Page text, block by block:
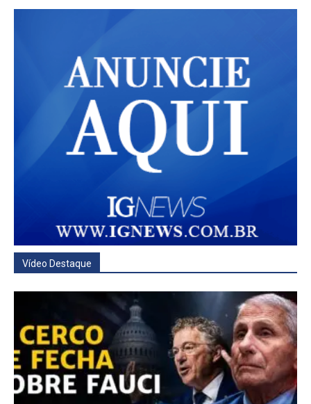
Vídeo Destaque